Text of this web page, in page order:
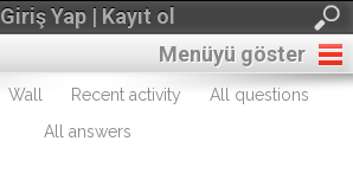
Giriş Yap | Kayıt ol
Menüyü göster
Wall Recent activity
All questions
All answers